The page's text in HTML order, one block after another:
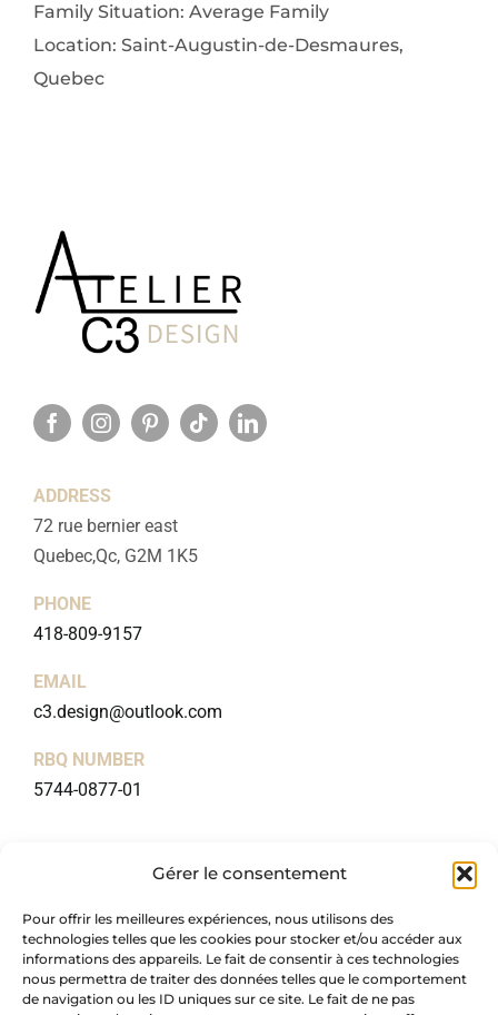
Gérer le consentement
Pour offrir les meilleures expériences, nous utilisons des
technologies telles que les cookies pour stocker et/ou accéder aux
informations des appareils. Le fait de consentir à ces technologies
nous permettra de traiter des données telles que le comportement
de navigation ou les ID uniques sur ce site. Le fait de ne pas
Family Situation: Average Family
Location: Saint-Augustin-de-Desmaures,
Quebec
ADDRESS
72 rue bernier east
Quebec,Qc, G2M 1K5
PHONE
418-809-9157
EMAIL
c3.design@outlook.com
RBQ NUMBER
5744-0877-01
About
Packages
Blog